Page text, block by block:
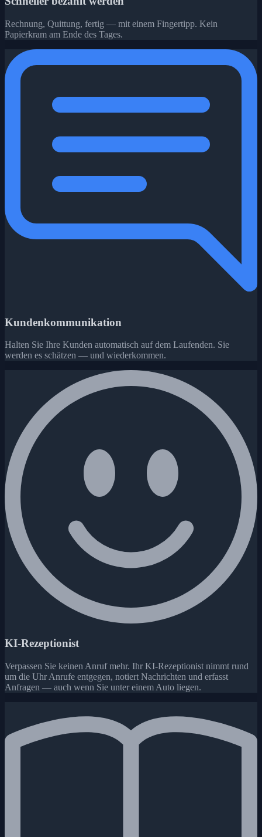
Rechnung, Quittung, fertig — mit einem Fingertipp. Kein
Papierkram am Ende des Tages.
Kundenkommunikation
Halten Sie Ihre Kunden automatisch auf dem Laufenden. Sie
werden es schätzen — und wiederkommen.
KI-Rezeptionist
Verpassen Sie keinen Anruf mehr. Ihr KI-Rezeptionist nimmt rund
um die Uhr Anrufe entgegen, notiert Nachrichten und erfasst
Anfragen — auch wenn Sie unter einem Auto liegen.